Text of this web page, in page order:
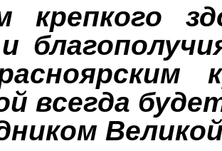
крепкого
всегда